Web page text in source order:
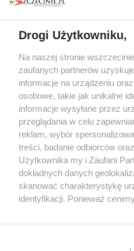
Spacery i oprowadzania
targi
Wernisaże
Więcej
Partnerzy
Praca Szczecin
Drogi Użytkowniku,
Na naszej stronie
zaufanych partnerów
informacje na urządzeniu
osobowe, takie jak unikalne
informacje wysyłane przez
przeglądania w celu
reklam, wybór
treści, badanie odbiorców
Użytkownika my i Zaufani
dokładnych danych
skanować charakterystykę
identyfikacji. Ponieważ